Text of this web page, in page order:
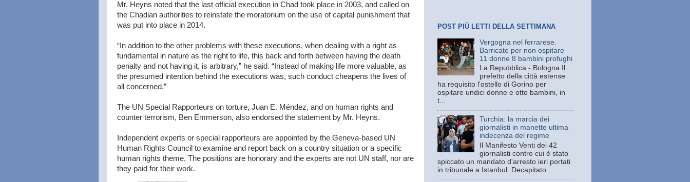
Mr. Heyns noted that the last official execution in Chad took place in 2003, and called on
the Chadian authorities to reinstate the moratorium on the use of capital punishment that
was put into place in 2014.
“In addition to the other problems with these executions, when dealing with a right as
fundamental in nature as the right to life, this back and forth between having the death
penalty and not having it, is arbitrary,” he said. “Instead of making life more valuable, as
the presumed intention behind the executions was, such conduct cheapens the lives of
all concerned.”
The UN Special Rapporteurs on torture, Juan E. Méndez, and on human rights and
counter terrorism, Ben Emmerson, also endorsed the statement by Mr. Heyns.
Independent experts or special rapporteurs are appointed by the Geneva-based UN
Human Rights Council to examine and report back on a country situation or a specific
human rights theme. The positions are honorary and the experts are not UN staff, nor are
they paid for their work.
POST PIÙ LETTI DELLA SETTIMANA
Vergogna nel ferrarese.
Barricate per non ospitare
11 donne 8 bambini profughi
La Repubblica - Bologna Il
prefetto della città estense
ha requisito l'ostello di Gorino per
ospitare undici donne e otto bambini, in
t...
Turchia: la marcia dei
giornalisti in manette ultima
indecenza del regime
Il Manifesto Venti dei 42
giornalisti contro cui è stato
spiccato un mandato d'arresto ieri portati
in tribunale a Istanbul. Decapitato ...